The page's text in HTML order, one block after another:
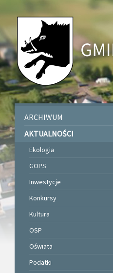
ARCHIWUM
AKTUALNOŚCI
Ekologia
GOPS
Inwestycje
Konkursy
Kultura
OSP
Oświata
Podatki